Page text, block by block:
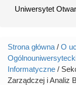
Uniwersytet
Jesteś tutaj
Strona główna / O
Informatyczne /
Zarządczej i Analiz